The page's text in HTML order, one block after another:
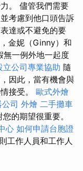
。 儘管我們需要
考慮到他口頭告訴
達或不避免的要
金妮（Ginny）和
無一例外地一起度
立公司專業協助 隨
因此，當有機會與
接受。 歐式外燴
司 外燴 二手攤車
的期望很重要。
心 如何申請台胞證
工作人員和工作人